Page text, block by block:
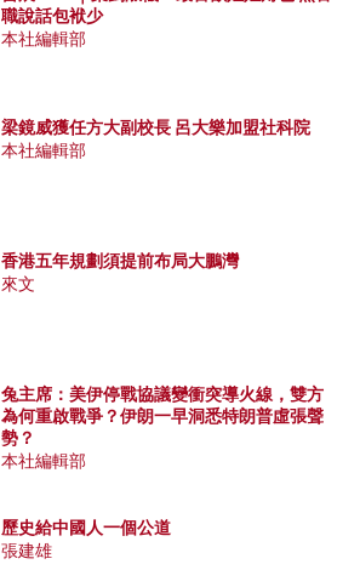
職說話包袱少
本社編輯部
梁鏡威獲任方大副校長 呂大樂加盟社科院
本社編輯部
香港五年規劃須提前布局大鵬灣
來文
兔主席：美伊停戰協議變衝突導火線，雙方
為何重啟戰爭？伊朗一早洞悉特朗普虛張聲
勢？
本社編輯部
歷史給中國人一個公道
張建雄